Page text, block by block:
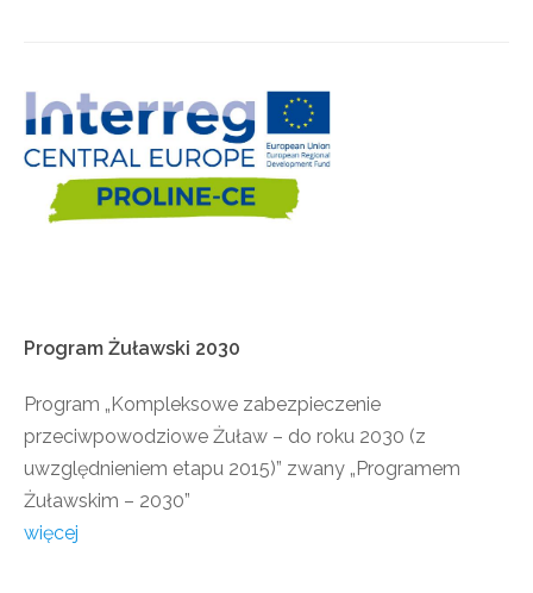
Program Żuławski 2030
Program „Kompleksowe zabezpieczenie
przeciwpowodziowe Żuław – do roku 2030 (z
uwzględnieniem etapu 2015)” zwany „Programem
Żuławskim – 2030”
więcej